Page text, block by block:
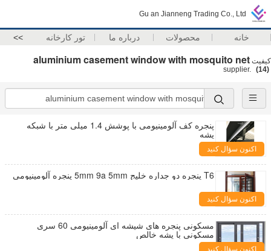
Gu an Jianneng Trading Co., Ltd
خانه محصولات درباره ما تور کارخانه >>
کیفیت aluminium casement window with mosquito net
(14)
پنجره کف آلومینیومی با پوشش 1.4 میلی متر با شبکه
پشه
اکنون سؤال کنید
T6 پنجره دو جداره خلیج 5mm 9a 5mm پنجره آلومینیومی
اکنون سؤال کنید
مسکونی پنجره های شیشه ای آلومینیومی 60 سری
مسکونی با پشه خالص
اکنون سؤال کنید